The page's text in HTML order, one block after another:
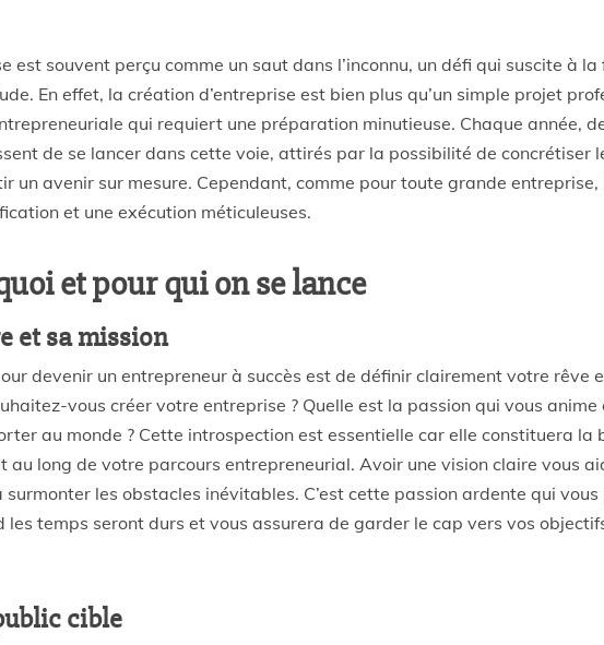
est souvent perçu comme un saut dans l’inconnu, un défi qui suscite à la
En effet, la création d’entreprise est bien plus qu’un simple projet
qui requiert une préparation minutieuse. Chaque année,
de se lancer dans cette voie, attirés par la possibilité de concrétiser
un avenir sur mesure. Cependant, comme pour toute grande entreprise,
et une exécution méticuleuses.
et pour qui on se lance
et sa mission
devenir un entrepreneur à succès est de définir clairement votre rêve
vous créer votre entreprise ? Quelle est la passion qui vous anime
au monde ? Cette introspection est essentielle car elle constituera la
au long de votre parcours entrepreneurial. Avoir une vision claire vous
surmonter les obstacles inévitables. C’est cette passion ardente qui
les temps seront durs et vous assurera de garder le cap vers vos
cible